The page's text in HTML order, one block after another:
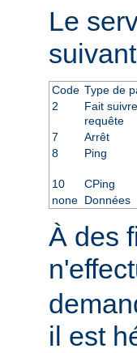
Le
Code Type de
2
Fait
requête
7 Arrêt
8
Ping
10
CPing
none Données
À des
il est